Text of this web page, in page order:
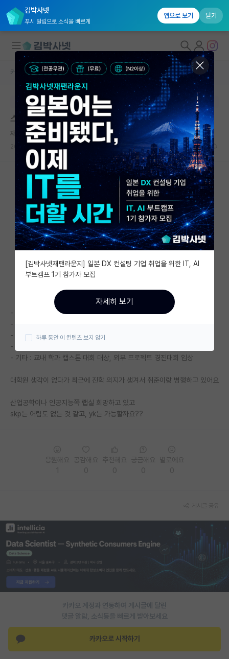
김박사넷
푸시 알림으로 소식을 빠르게
앱으로 보기 닫기
대학원생 모집
국내대학원 정보
연구실&오픈랩
커뮤니티
커뮤니티 홈
전체글보기
베스트 게시판
IF 명예의전당
자유 게시판(아무개랩)
미국 유학 게시판
미국 대학원 합격 후기 게시판
대학원생 모집 게시판
연구실(PI) 홍보 게시판
학부 인턴 게시판
반도체/AI 게시판
장학금/장학생 게시판
학술 정보 게시판
유학교육
커뮤니티 홈 자유 게시판(아무개랩)
본문이 수정되지 않는 박제글입니다.
스펙 평가좀 부탁드립니다,,
재밌는 알베르 카뮈
2024.07.01
- 학력 : 건동홍 산업공학, 소프트웨어 복수전공
- 학점 : 전체 4.0/4.5, 전공 4.25/4.5
- 영어 : 오픽 IH, 토익 935
- 동아리 : 연합 IT 프로젝트 동아리 1년
- 기타 : 교내 학과 캡스톤 대회 대상, 외부 프로젝트 경진대회 입상
대학원 생각이 없다가 최근에 진학 의지가 생겨서 취준이랑 병행하고 있어요
산업공학이나 인공지능쪽 랩실 희망하고 있고
skp는 어림도 없는 것 같고, yk는 가능할까요??
카카오 계정과 연동하여 게시글에 달린
댓글 알람, 소식등을 빠르게 받아보세요
카카오로 시작하기
[김박사넷재팬라운지] 일본 DX 컨설팅 기업 취업을 위한 IT, AI
부트캠프 1기 참가자 모집
자세히 보기
하루 동안 이 컨텐츠 보지 않기